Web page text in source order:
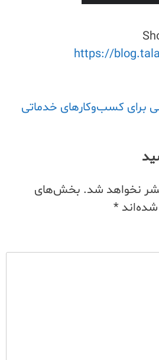
https://
برای کسب‌وکارهای خدماتی
نخواهد شد. بخش‌های
شده‌اند *